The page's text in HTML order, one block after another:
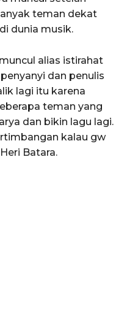
teman dekat
dunia musik.
alias istirahat
dan penulis
lagi itu karena
teman yang
dan bikin lagu lagi.
kalau gw
Batara.